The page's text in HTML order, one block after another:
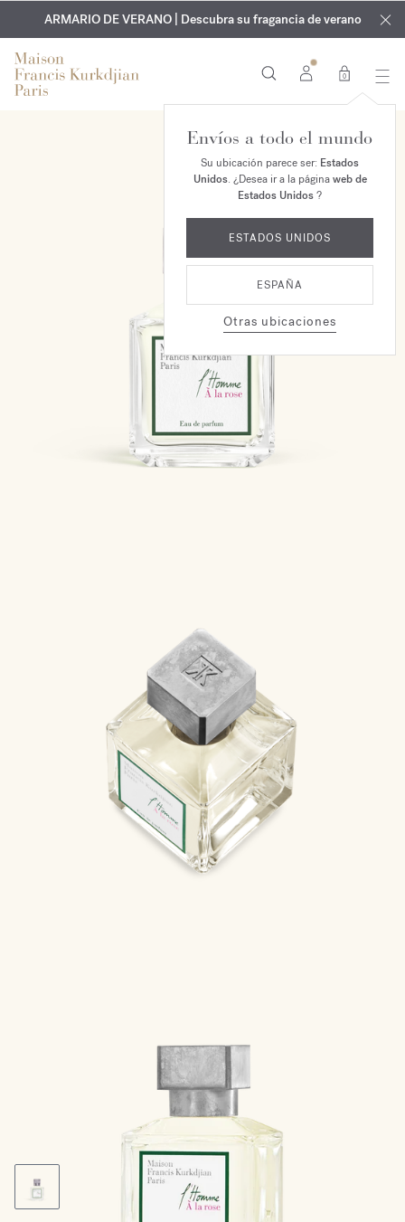
EXCLUSIVO | Descubra la nueva fragancia OUD
velvet mood
en su pedido*
GRABADO GRATUITO | En todas las fragancias y aceites
corporales hasta el 9 de agosto
ARMARIO DE VERANO | Descubra su fragancia de verano
0
Envíos a todo el mundo
Su ubicación parece ser: Estados
Unidos. ¿Desea ir a la páginaweb de
Estados Unidos?
ESTADOS UNIDOS
ESPAÑA
Otras ubicaciones